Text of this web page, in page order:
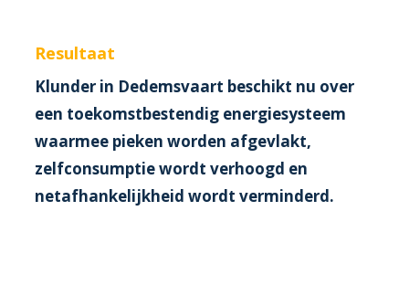
Resultaat
Klunder in Dedemsvaart beschikt nu over
een toekomstbestendig energiesysteem
waarmee pieken worden afgevlakt,
zelfconsumptie wordt verhoogd en
netafhankelijkheid wordt verminderd.